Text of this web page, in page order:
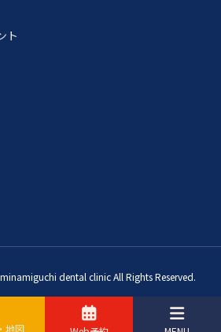
ト
dental clinic All Rights Reserved.
地図